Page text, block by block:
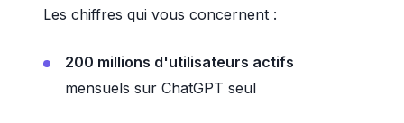
Les chiffres qui vous concernent :
200 millions d'utilisateurs actifs
mensuels sur ChatGPT seul